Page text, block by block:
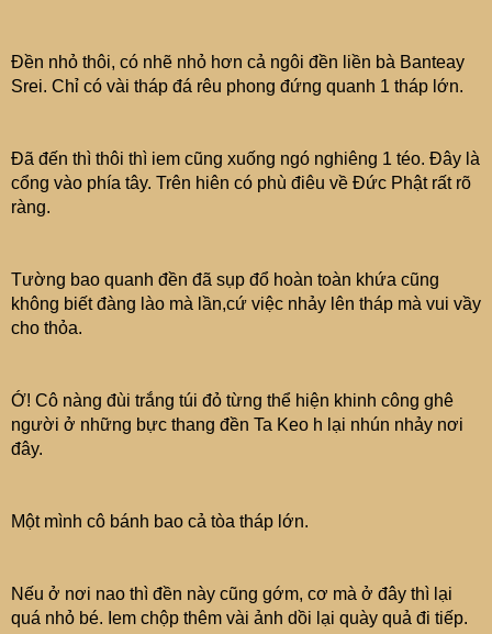
Đền nhỏ thôi, có nhẽ nhỏ hơn cả ngôi đền liền bà Banteay
Srei. Chỉ có vài tháp đá rêu phong đứng quanh 1 tháp lớn.
Đã đến thì thôi thì iem cũng xuống ngó nghiêng 1 téo. Đây là
cổng vào phía tây. Trên hiên có phù điêu về Đức Phật rất rõ
ràng.
Tường bao quanh đền đã sụp đổ hoàn toàn khứa cũng
không biết đàng lào mà lần,cứ việc nhảy lên tháp mà vui vầy
cho thỏa.
Ớ! Cô nàng đùi trắng túi đỏ từng thể hiện khinh công ghê
người ở những bực thang đền Ta Keo h lại nhún nhảy nơi
đây.
Một mình cô bánh bao cả tòa tháp lớn.
Nếu ở nơi nao thì đền này cũng gớm, cơ mà ở đây thì lại
quá nhỏ bé. Iem chộp thêm vài ảnh dồi lại quày quả đi tiếp.